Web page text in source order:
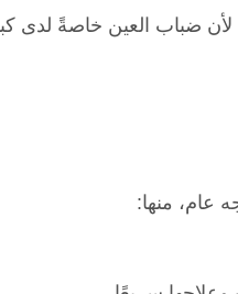
ضباب العين خاصةً لدى
عام، منها: